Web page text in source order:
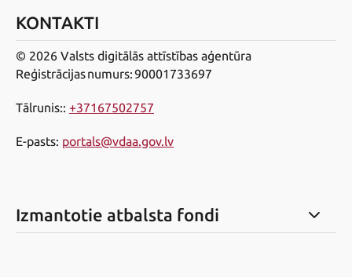
KONTAKTI
© 2026 Valsts digitālās attīstības aģentūra
Reģistrācijas numurs: 90001733697
Tālrunis:: +37167502757
E-pasts: portals@vdaa.gov.lv
Izmantotie atbalsta fondi